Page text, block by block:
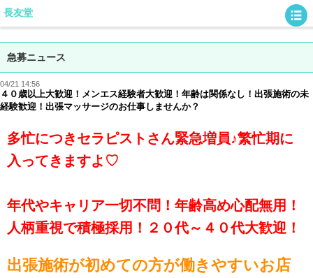
長友堂
急募ニュース
04/21 14:56
４０歳以上大歓迎！メンエス経験者大歓迎！年齢は関係なし！出張施術の未
経験歓迎！出張マッサージのお仕事しませんか？
多忙につきセラピストさん緊急増員♪繁忙期に
入ってきますよ♡
年代やキャリア一切不問！年齢高め心配無用！
人柄重視で積極採用！２０代～４０代大歓迎！
出張施術が初めての方が働きやすいお店